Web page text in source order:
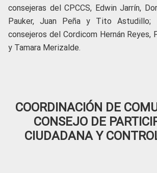
consejeras del CPCCS, Edwin Jarrín,
Pauker, Juan Peña y Tito Astudillo;
consejeros del Cordicom Hernán Reyes,
y Tamara Merizalde.
COORDINACIÓN DE
CONSEJO DE
CIUDADANA Y